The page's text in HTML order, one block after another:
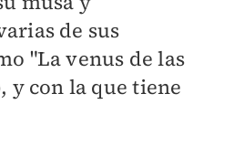
de sus
"La venus de las
y con la que tiene